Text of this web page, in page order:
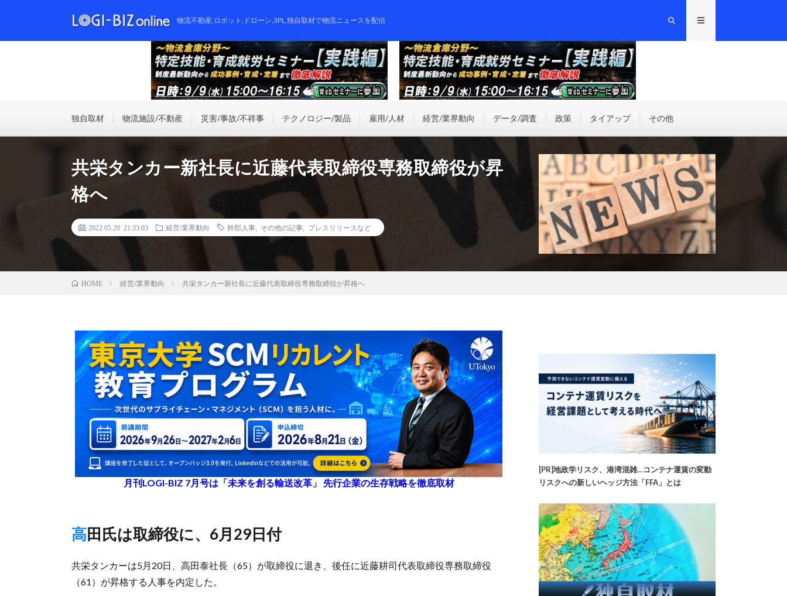
物流不動産,ロボット,ドローン,3PL,独自取材で物流ニュースを配信
独自取材 物流施設/不動産 災害/事故/不祥事 テクノロジー/製品 雇用/人材 経営/業界動向 データ/調査 政策 タイアップ その他
共栄タンカー新社長に近藤代表取締役専務取締役が昇
格へ
2022.05.20 21:33:03 経営/業界動向 幹部人事 その他の記事 プレスリリースなど
HOME 経営/業界動向 共栄タンカー新社長に近藤代表取締役専務取締役が昇格へ
月刊LOGI-BIZ 7月号は「未来を創る輸送改革」 先行企業の生存戦略を徹底取材
高田氏は取締役に、6月29日付
共栄タンカーは5月20日、高田泰社長（65）が取締役に退き、後任に近藤耕司代表取締役専務取締役
（61）が昇格する人事を内定した。
[PR]地政学リスク、港湾混雑…コンテナ運賃の変動
リスクへの新しいヘッジ方法「FFA」とは